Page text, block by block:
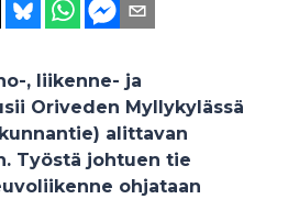
, liikenne- ja
Oriveden Myllykylässä
alittavan
Työstä johtuen tie
ohjataan